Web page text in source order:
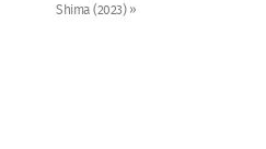
Shima (2023) »